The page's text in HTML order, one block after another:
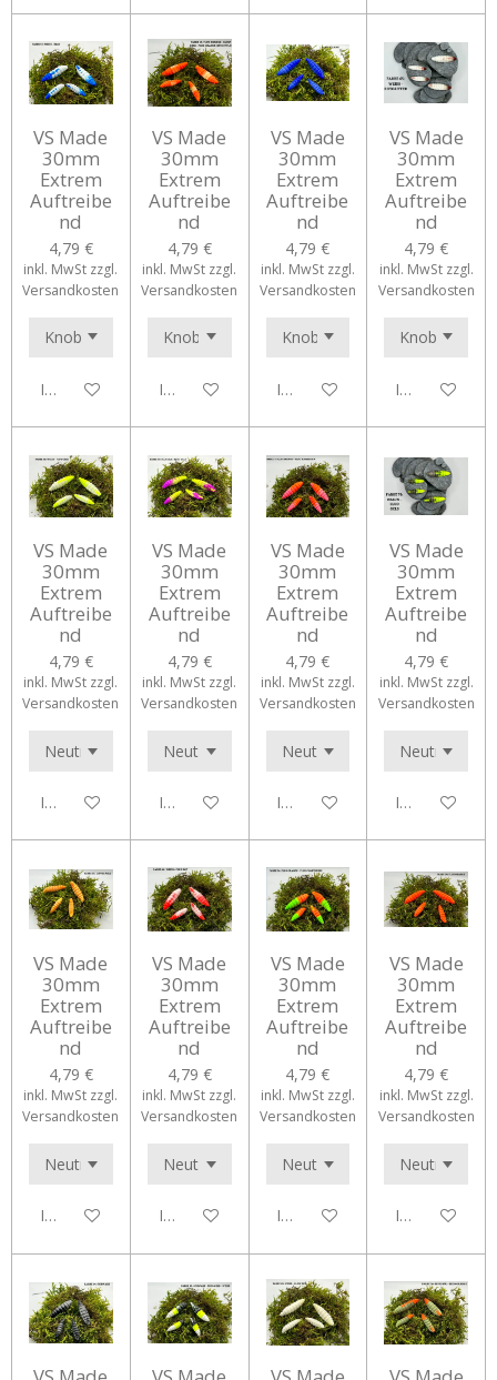
VS Made
30mm
Extrem
Auftreibe
nd
4,79 €
inkl. MwSt zzgl.
Versandkosten
In den Warenkorb
VS Made
30mm
Extrem
Auftreibe
nd
4,79 €
inkl. MwSt zzgl.
Versandkosten
In den Warenkorb
VS Made
30mm
Extrem
Auftreibe
nd
4,79 €
inkl. MwSt zzgl.
Versandkosten
In den Warenkorb
VS Made
30mm
Extrem
Auftreibe
nd
4,79 €
inkl. MwSt zzgl.
Versandkosten
In den
VS Made
30mm
Extrem
Auftreibe
nd
4,79 €
inkl. MwSt zzgl.
Versandkosten
In den Warenkorb
VS Made
30mm
Extrem
Auftreibe
nd
4,79 €
inkl. MwSt zzgl.
Versandkosten
In den Warenkorb
VS Made
30mm
Extrem
Auftreibe
nd
4,79 €
inkl. MwSt zzgl.
Versandkosten
In den Warenkorb
VS Made
30mm
Extrem
Auftreibe
nd
4,79 €
inkl. MwSt zzgl.
Versandkosten
In den
VS Made
30mm
Extrem
Auftreibe
nd
4,79 €
inkl. MwSt zzgl.
Versandkosten
In den Warenkorb
VS Made
30mm
Extrem
Auftreibe
nd
4,79 €
inkl. MwSt zzgl.
Versandkosten
In den Warenkorb
VS Made
30mm
Extrem
Auftreibe
nd
4,79 €
inkl. MwSt zzgl.
Versandkosten
In den Warenkorb
VS Made
30mm
Extrem
Auftreibe
nd
4,79 €
inkl. MwSt zzgl.
Versandkosten
In den